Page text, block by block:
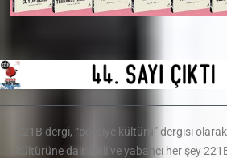
221B dergi, “polisiye kültürü” dergisi
kültürüne dair yerli ve yabancı her şey